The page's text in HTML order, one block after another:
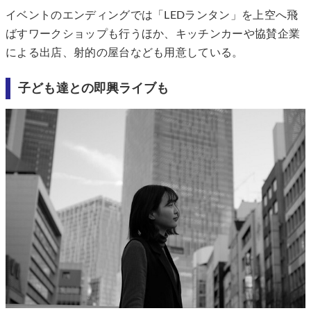
イベントのエンディングでは「LEDランタン」を上空へ飛
ばすワークショップも行うほか、キッチンカーや協賛企業
による出店、射的の屋台なども用意している。
子ども達との即興ライブも